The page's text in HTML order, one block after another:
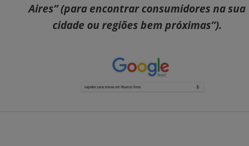
Aires” (para encontrar consumidores na sua
cidade ou regiões bem próximas”).